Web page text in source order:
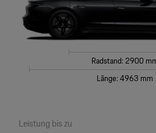
Radstand: 2900
Länge: 4963 mm
Leistung bis zu